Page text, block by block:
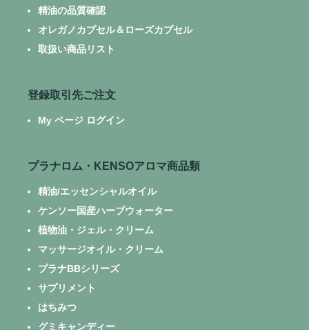
精油の品質確認
オレガノカプセル＆ローズカプセル
取扱い商品リスト
登録取引先ご注文
My ページ ログイン
プラナロム・KENSOアロマ商品類
精油/エッセンシャルオイル
ケンソー国産ハーブウォーター
植物油・ジェル・クリーム
マッサージオイル・クリーム
プラナBBシリーズ
サプリメント
はちみつ
グミキャンディー